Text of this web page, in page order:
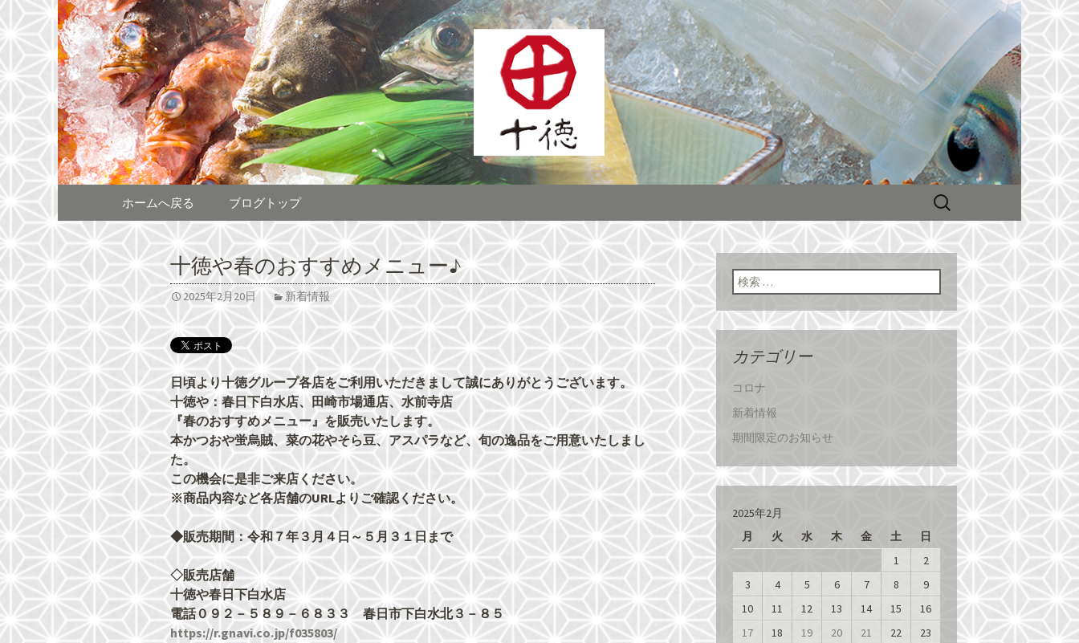
熊本をメインに全国へチェーン展開する
居酒屋「株式会社十徳」最新情報
熊本をメインに全国へチェーン展開する居酒屋「株式会社十徳」宴会が人気！
コンテンツへ移動
ホームへ戻る ブログトップ
検
十徳や春のおすすめメニュー♪
2025年2月20日 新着情報
日頃より十徳グループ各店をご利用いただきまして誠にありがとうございます。
十徳や：春日下白水店、田崎市場通店、水前寺店
『春のおすすめメニュー』を販売いたします。
本かつおや蛍烏賊、菜の花やそら豆、アスパラなど、旬の逸品をご用意いたしまし
た。
この機会に是非ご来店ください。
※商品内容など各店舗のURLよりご確認ください。
◆販売期間：令和７年３月４日～５月３１日まで
◇販売店舗
十徳や春日下白水店
電話０９２－５８９－６８３３ 春日市下白水北３－８５
https://r.gnavi.co.jp/f035803/
検索:
カテゴリー
コロナ
新着情報
期間限定のお知らせ
2025年2月
月
火 水 木 金 土 日
1
2
3
4 5 6 7 8
9
10
11 12 13 14 15
16
17
18 19 20 21 22
23